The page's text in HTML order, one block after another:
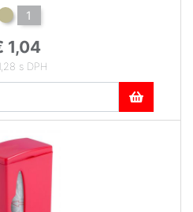
1
1,04
s DPH